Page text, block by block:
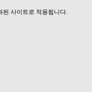
된 사이트로 적용됩니다.